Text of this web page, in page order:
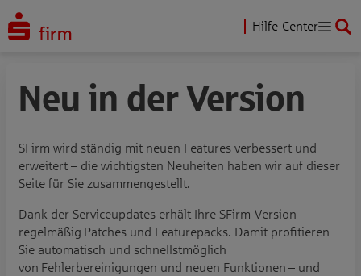
Hilfe-Center
Neu in der Version
SFirm wird ständig mit neuen Features verbessert und
erweitert – die wichtigsten Neuheiten haben wir auf dieser
Seite für Sie zusammengestellt.
Dank der Serviceupdates erhält Ihre SFirm-Version
regelmäßig Patches und Featurepacks. Damit profitieren
Sie automatisch und schnellstmöglich
von Fehlerbereinigungen und neuen Funktionen – und